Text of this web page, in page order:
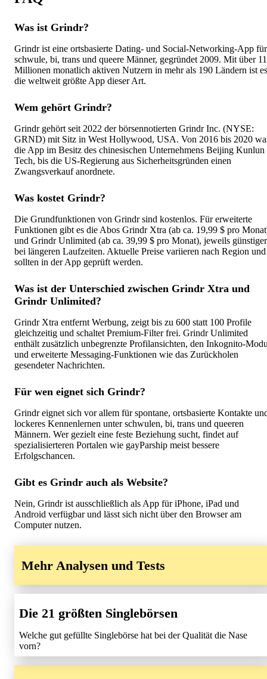
Was ist Grindr?
Grindr ist eine ortsbasierte Dating- und Social-Networking-App für
schwule, bi, trans und queere Männer, gegründet 2009. Mit über 11
Millionen monatlich aktiven Nutzern in mehr als 190 Ländern ist es
die weltweit größte App dieser Art.
Wem gehört Grindr?
Grindr gehört seit 2022 der börsennotierten Grindr Inc. (NYSE:
GRND) mit Sitz in West Hollywood, USA. Von 2016 bis 2020
die App im Besitz des chinesischen Unternehmens Beijing Kunlun
Tech, bis die US-Regierung aus Sicherheitsgründen einen
Zwangsverkauf anordnete.
Was kostet Grindr?
Die Grundfunktionen von Grindr sind kostenlos. Für erweiterte
Funktionen gibt es die Abos Grindr Xtra (ab ca. 19,99 $ pro
und Grindr Unlimited (ab ca. 39,99 $ pro Monat), jeweils günstiger
bei längeren Laufzeiten. Aktuelle Preise variieren nach Region und
sollten in der App geprüft werden.
Was ist der Unterschied zwischen Grindr Xtra und
Grindr Unlimited?
Grindr Xtra entfernt Werbung, zeigt bis zu 600 statt 100 Profile
gleichzeitig und schaltet Premium-Filter frei. Grindr Unlimited
enthält zusätzlich unbegrenzte Profilansichten, den Inkognito-
und erweiterte Messaging-Funktionen wie das Zurückholen
gesendeter Nachrichten.
Für wen eignet sich Grindr?
Grindr eignet sich vor allem für spontane, ortsbasierte Kontakte
lockeres Kennenlernen unter schwulen, bi, trans und queeren
Männern. Wer gezielt eine feste Beziehung sucht, findet auf
spezialisierteren Portalen wie gayParship meist bessere
Erfolgschancen.
Gibt es Grindr auch als Website?
Nein, Grindr ist ausschließlich als App für iPhone, iPad und
Android verfügbar und lässt sich nicht über den Browser am
Computer nutzen.
Mehr Analysen und Tests
Die 21 größten Singlebörsen
Welche gut gefüllte Singlebörse hat bei der Qualität die Nase
vorn?